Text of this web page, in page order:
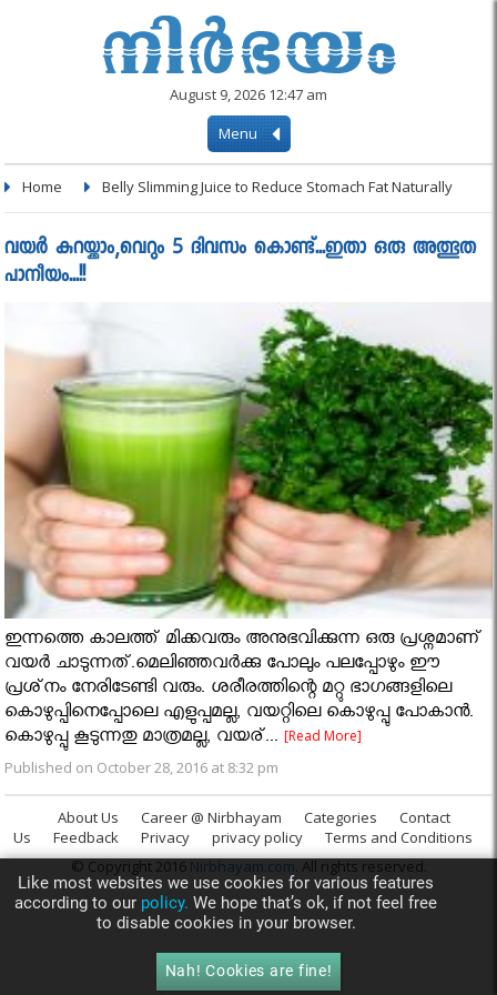
August 9, 2026 12:47 am
Menu
Home Belly Slimming Juice to Reduce Stomach Fat Naturally
വയര്‍ കുറയ്ക്കാം,വെറും 5 ദിവസം കൊണ്ട്...ഇതാ ഒരു അത്ഭുത
പാനീയം...!!
ഇന്നത്തെ കാലത്ത് മിക്കവരും അനുഭവിക്കുന്ന ഒരു പ്രശ്നമാണ്
വയർ ചാടുന്നത്.മെലിഞ്ഞവര്‍ക്കു പോലും പലപ്പോഴും ഈ
പ്രശ്‌നം നേരിടേണ്ടി വരും. ശരീരത്തിന്റെ മറ്റു ഭാഗങ്ങളിലെ
കൊഴുപ്പിനെപ്പോലെ എളുപ്പമല്ല, വയറ്റിലെ കൊഴുപ്പു പോകാന്‍.
കൊഴുപ്പു കൂടുന്നതു മാത്രമല്ല, വയര്...[Read More]
Published on October 28, 2016 at 8:32 pm
About Us Career @ Nirbhayam Categories
Contact
Us
Feedback Privacy privacy policy
Terms and Conditions
© Copyright 2016 Nirbhayam.com. All rights reserved.
Like most websites we use cookies for various features
according to our policy. We hope that’s ok, if not feel free
to disable cookies in your browser.
Nah! Cookies are fine!